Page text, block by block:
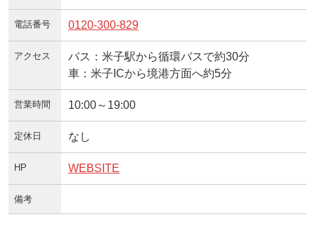
電話番号 0120-300-829
アクセス
バス：米子駅から循環バスで約30分
車：米子ICから境港方面へ約5分
営業時間 10:00～19:00
定休日 なし
HP WEBSITE
備考